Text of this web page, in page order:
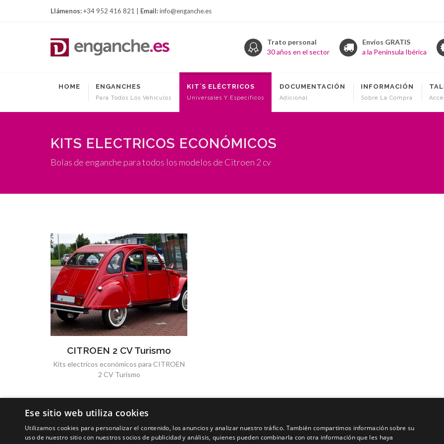
Llámenos:+34 952 416 821 | Email:info@enganche.es
Trato personal
30 años en el sector
Envíos GRATIS
a la Península Ibérica
HOME ENGANCHES
Para Todos Los Vehículos
KIT´S ELÉCTRICOS
Universales Y Específicos
DOCUMENTACIÓN
Adicional
INFORMACIÓN
Sobre La Compra
KITS ELECTRICOS ECONÓMICOS
Bolas de enganche para todos los modelos de Citroen 2 cv
CITROEN 2 CV Turismo
Kits electricos económicos para CITROEN
2 CV Turismo
Ese sitio web utiliza cookies
Utilizamos cookies para personalizar el contenido, los anuncios y analizar nuestro tráfico. También compartimos información sobre su
uso de nuestro sitio con nuestros socios de publicidad y análisis, quienes pueden combinarla con otra información que les haya